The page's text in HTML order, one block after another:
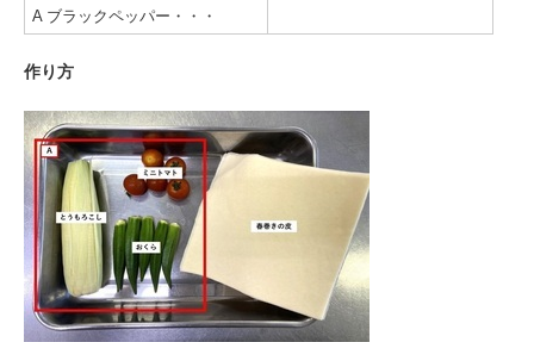
A ブラックペッパー・・・
作り方